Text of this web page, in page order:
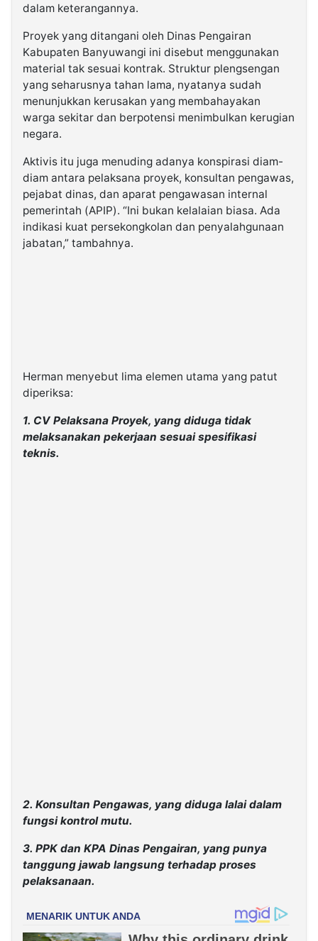
dalam keterangannya.
Proyek yang ditangani oleh Dinas Pengairan
Kabupaten Banyuwangi ini disebut menggunakan
material tak sesuai kontrak. Struktur plengsengan
yang seharusnya tahan lama, nyatanya sudah
menunjukkan kerusakan yang membahayakan
warga sekitar dan berpotensi menimbulkan kerugian
negara.
Aktivis itu juga menuding adanya konspirasi diam-
diam antara pelaksana proyek, konsultan pengawas,
pejabat dinas, dan aparat pengawasan internal
pemerintah (APIP). “Ini bukan kelalaian biasa. Ada
indikasi kuat persekongkolan dan penyalahgunaan
jabatan,” tambahnya.
Herman menyebut lima elemen utama yang patut
diperiksa:
1. CV Pelaksana Proyek, yang diduga tidak
melaksanakan pekerjaan sesuai spesifikasi
teknis.
2. Konsultan Pengawas, yang diduga lalai dalam
fungsi kontrol mutu.
3. PPK dan KPA Dinas Pengairan, yang punya
tanggung jawab langsung terhadap proses
pelaksanaan.